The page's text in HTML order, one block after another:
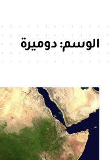
الوسم:دوميرة